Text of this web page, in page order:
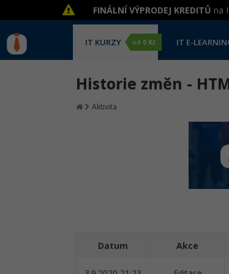
FINÁLNÍ VÝPRODEJ KREDITŮ na
IT KURZY od 0 Kč IT E-
Historie změn -
Aktivita
Datum Akce